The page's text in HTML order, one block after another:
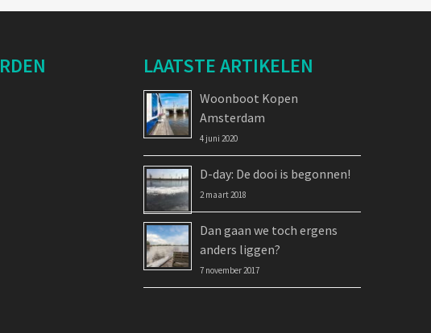
LAATSTE ARTIKELEN
Woonboot Kopen
Amsterdam
4 juni 2020
D-day: De dooi is begonnen!
2 maart 2018
Dan gaan we toch ergens
anders liggen?
7 november 2017